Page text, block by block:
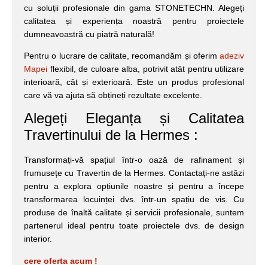
cu soluții profesionale din gama STONETECHN. Alegeți
calitatea și experiența noastră pentru proiectele
dumneavoastră cu piatră naturală!
Pentru o lucrare de calitate, recomandăm și oferim adeziv
Mapei flexibil, de culoare alba, potrivit atât pentru utilizare
interioară, cât și exterioară. Este un produs profesional
care vă va ajuta să obțineți rezultate excelente.
Alegeți Eleganța și Calitatea
Travertinului de la Hermes :
Transformați-vă spațiul într-o oază de rafinament și
frumusețe cu Travertin de la Hermes. Contactați-ne astăzi
pentru a explora opțiunile noastre și pentru a începe
transformarea locuinței dvs. într-un spațiu de vis. Cu
produse de înaltă calitate și servicii profesionale, suntem
partenerul ideal pentru toate proiectele dvs. de design
interior.
cere oferta acum !